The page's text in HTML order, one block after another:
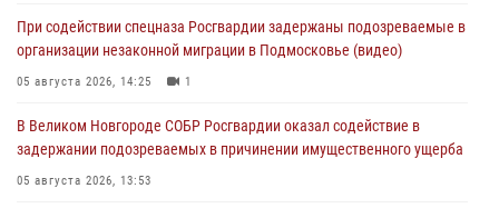
При содействии спецназа Росгвардии задержаны подозреваемые в
организации незаконной миграции в Подмосковье (видео)
05 августа 2026, 14:25 1
В Великом Новгороде СОБР Росгвардии оказал содействие в
задержании подозреваемых в причинении имущественного ущерба
05 августа 2026, 13:53